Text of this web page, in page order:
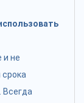
и не
срока
Всегда